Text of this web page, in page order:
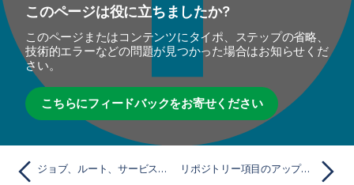
このページは役に立ちましたか?
このページまたはコンテンツにタイポ、ステップの省略、
技術的エラーなどの問題が見つかった場合はお知らせくだ
さい。
こちらにフィードバックをお寄せください
ジョブ、ルート、サービスのデプロイをカスタマイズ リポジトリー項目のアップデートを処理